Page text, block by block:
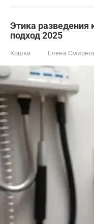
Этика разведения
подход 2025
Кошки Елена